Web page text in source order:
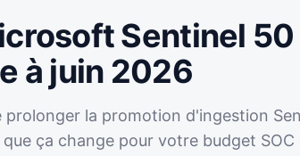
Sentinel 50
à juin 2026
la promotion d'ingestion
ça change pour votre budget